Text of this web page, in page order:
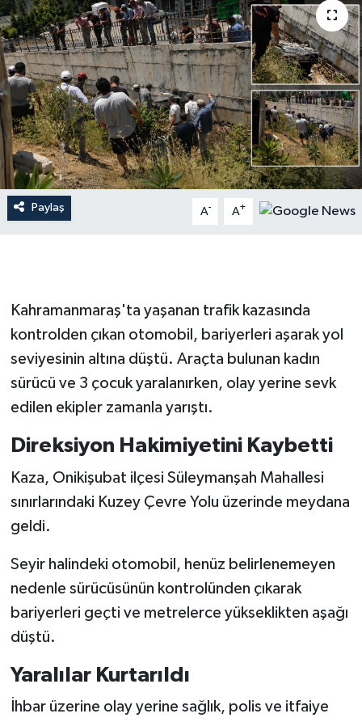
Paylaş A- A+
Kahramanmaraş'ta yaşanan trafik kazasında
kontrolden çıkan otomobil, bariyerleri aşarak yol
seviyesinin altına düştü. Araçta bulunan kadın
sürücü ve 3 çocuk yaralanırken, olay yerine sevk
edilen ekipler zamanla yarıştı.
Direksiyon Hakimiyetini Kaybetti
Kaza, Onikişubat ilçesi Süleymanşah Mahallesi
sınırlarındaki Kuzey Çevre Yolu üzerinde meydana
geldi.
Seyir halindeki otomobil, henüz belirlenemeyen
nedenle sürücüsünün kontrolünden çıkarak
bariyerleri geçti ve metrelerce yükseklikten aşağı
düştü.
Yaralılar Kurtarıldı
İhbar üzerine olay yerine sağlık, polis ve itfaiye
İLÇE HABERLERİ
KÜLTÜR-SANAT
KSÜ
DÜNYA
ROPORTAJ
YEREL YÖNETİM
MEDYA
SEÇİM 2011
ÜÇÜNCÜ SAYFA
BİLİMNET
Yemek
SİVİL TOPLUM
SEÇİM 2014